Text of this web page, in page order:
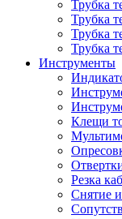
Трубка
Трубка
Трубка
Трубка
Инструменты
Клещи
Резка
Снятие